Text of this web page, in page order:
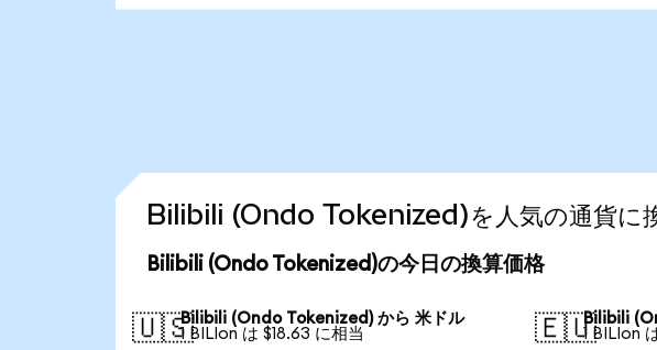
Bilibili (Ondo Tokenized)を人気の通貨に
Bilibili (Ondo Tokenized)の今日の換算価格
🇺🇸Bilibili (Ondo Tokenized) から 米ドル
1 BILIon は $18.63 に相当
🇪🇺Bilibili
1 BILIon